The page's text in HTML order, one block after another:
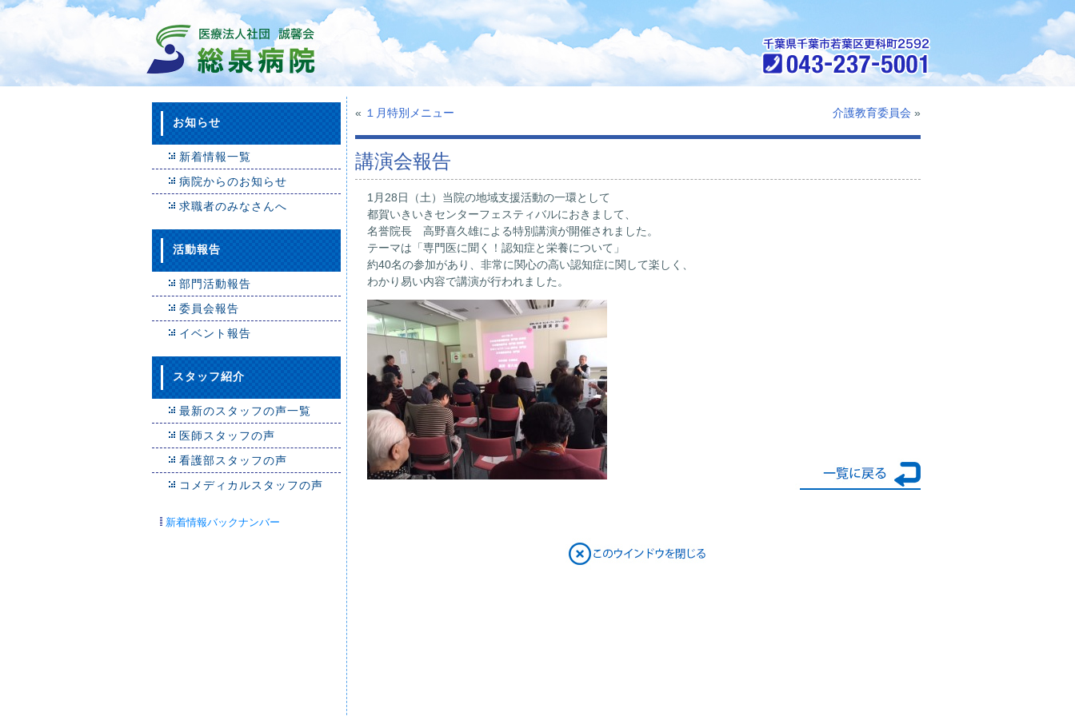
お知らせ
新着情報一覧
病院からのお知らせ
求職者のみなさんへ
活動報告
部門活動報告
委員会報告
イベント報告
スタッフ紹介
最新のスタッフの声一覧
医師スタッフの声
看護部スタッフの声
コメディカルスタッフの声
新着情報バックナンバー
« １月特別メニュー 介護教育委員会 »
講演会報告
1月28日（土）当院の地域支援活動の一環として
都賀いきいきセンターフェスティバルにおきまして、
名誉院長 高野喜久雄による特別講演が開催されました。
テーマは「専門医に聞く！認知症と栄養について」
約40名の参加があり、非常に関心の高い認知症に関して楽しく、
わかり易い内容で講演が行われました。